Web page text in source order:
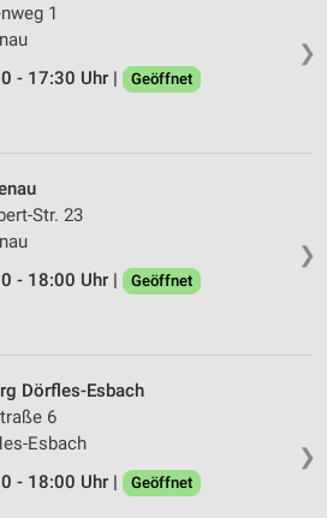
❯
1
- 17:30 Uhr |
Geöffnet
❯
Str. 23
- 18:00 Uhr |
Geöffnet
❯
Dörfles-Esbach
6
Esbach
- 18:00 Uhr |
Geöffnet